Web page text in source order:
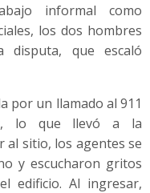
informal como
los dos hombres
disputa, que escaló
por un llamado al 911
lo que llevó a la
al sitio, los agentes se
y escucharon gritos
edificio. Al ingresar,